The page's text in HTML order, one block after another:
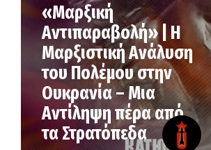
«Μαρξική
Αντιπαραβολή» | Η
Μαρξιστική Ανάλυση
του Πολέμου στην
Ουκρανία – Μια
Αντίληψη πέρα από
τα Στρατόπεδα